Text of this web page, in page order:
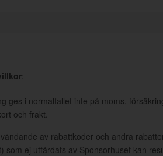
:
ges i normalfallet inte på moms,
och frakt.
av rabattkoder och andra
som ej utfärdats av Sponsorhuset kan